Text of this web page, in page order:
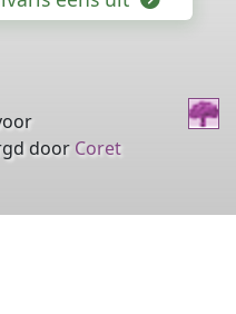
door Coret